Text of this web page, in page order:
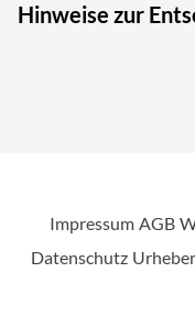
Hinweise zur
Impressum AGB
Datenschutz